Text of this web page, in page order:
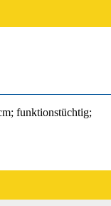
funktionstüchtig;